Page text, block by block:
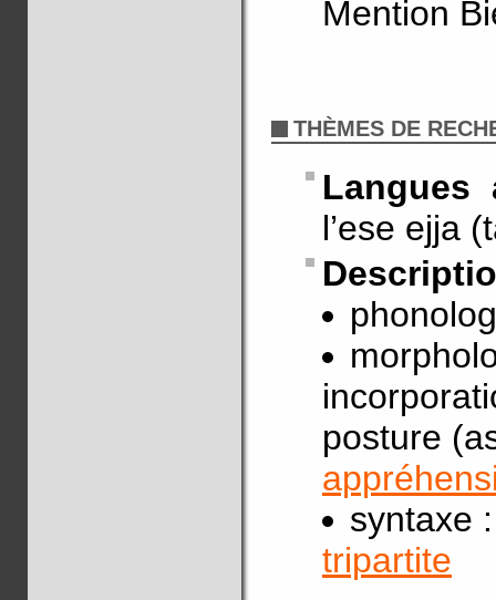
Mention
THÈMES DE
Langues
l’ese ejja
posture
syntaxe
tripartite